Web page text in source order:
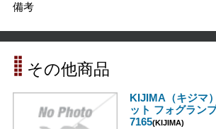
備考
その他商品
KIJIMA（キジマ
ット フォグラン
7165(KIJIMA)